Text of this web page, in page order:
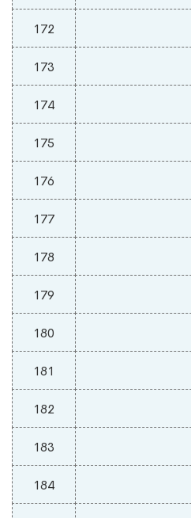
172
173
174
175
176
177
178
179
180
181
182
183
184